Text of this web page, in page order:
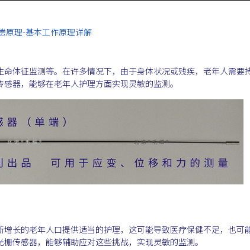
原理-基本工作原理详解
体征监测等。在许多情况下，由于身体状况或残疾，老年人需要
器，能够在老年人护理方面实现灵敏的监测。
长的老年人口提供适当的护理，这可能导致医疗保健不足，也可
传感器，能够辅助应对这些挑战，实现灵敏的监测。